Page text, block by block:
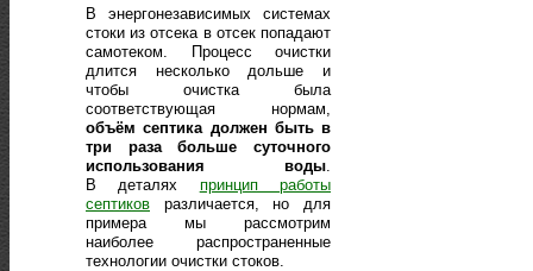
В энергонезависимых системах
стоки из отсека в отсек попадают
самотеком. Процесс очистки
длится несколько дольше и
чтобы очистка была
соответствующая нормам,
объём септика должен быть в
три раза больше суточного
использования воды
В деталях принцип работы
септиков различается, но для
примера мы рассмотрим
наиболее распространенные
технологии очистки стоков.